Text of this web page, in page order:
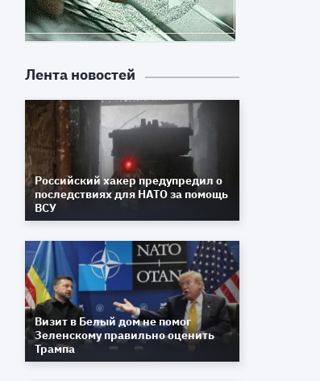
Лента новостей
Российский хакер предупредил о
последствиях для НАТО за помощь
ВСУ
Визит в Белый дом не помог
Зеленскому правильно оценить
Трампа